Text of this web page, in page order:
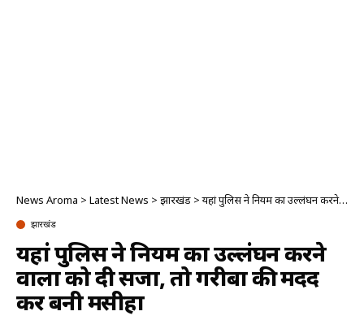
News Aroma > Latest News > झारखंड >यहां पुलिस ने नियम का उल्लंघन करने वालों को दी सजा, तो गरीबों की मदद कर बनी मसीहा
झारखंड
यहां पुलिस ने नियम का उल्लंघन करने
वालों को दी सजा, तो गरीबों की मदद
कर बनी मसीहा